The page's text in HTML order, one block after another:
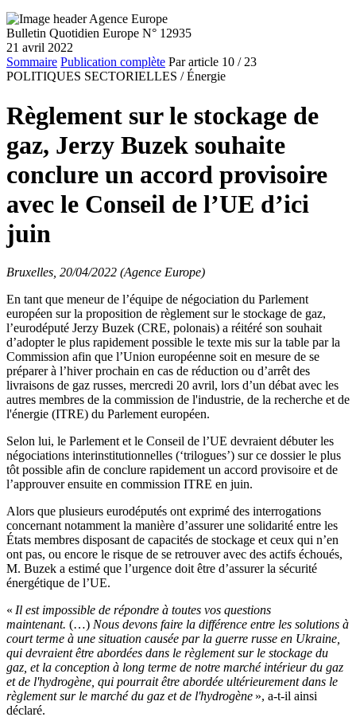
Bulletin Quotidien Europe N° 12935
21 avril 2022
Sommaire Publication complète Par article 10 / 23
POLITIQUES SECTORIELLES / Énergie
Règlement sur le stockage de
gaz, Jerzy Buzek souhaite
conclure un accord provisoire
avec le Conseil de l’UE d’ici
juin
Bruxelles, 20/04/2022 (Agence Europe)
En tant que meneur de l’équipe de négociation du Parlement
européen sur la proposition de règlement sur le stockage de gaz,
l’eurodéputé Jerzy Buzek (CRE, polonais) a réitéré son souhait
d’adopter le plus rapidement possible le texte mis sur la table par la
Commission afin que l’Union européenne soit en mesure de se
préparer à l’hiver prochain en cas de réduction ou d’arrêt des
livraisons de gaz russes, mercredi 20 avril, lors d’un débat avec les
autres membres de la commission de l'industrie, de la recherche et de
l'énergie (ITRE) du Parlement européen.
Selon lui, le Parlement et le Conseil de l’UE devraient débuter les
négociations interinstitutionnelles (‘trilogues’) sur ce dossier le plus
tôt possible afin de conclure rapidement un accord provisoire et de
l’approuver ensuite en commission ITRE en juin.
Alors que plusieurs eurodéputés ont exprimé des interrogations
concernant notamment la manière d’assurer une solidarité entre les
États membres disposant de capacités de stockage et ceux qui n’en
ont pas, ou encore le risque de se retrouver avec des actifs échoués,
M. Buzek a estimé que l’urgence doit être d’assurer la sécurité
énergétique de l’UE.
« Il est impossible de répondre à toutes vos questions
maintenant. (…) Nous devons faire la différence entre les solutions à
court terme à une situation causée par la guerre russe en Ukraine,
qui devraient être abordées dans le règlement sur le stockage du
gaz, et la conception à long terme de notre marché intérieur du gaz
et de l'hydrogène, qui pourrait être abordée ultérieurement dans le
règlement sur le marché du gaz et de l'hydrogène », a-t-il ainsi
déclaré.